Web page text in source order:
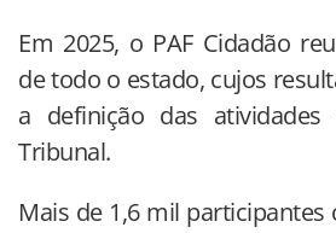
Em 2025, o PAF Cidadão
de todo o estado, cujos
a definição das atividades
Tribunal.
Mais de 1,6 mil